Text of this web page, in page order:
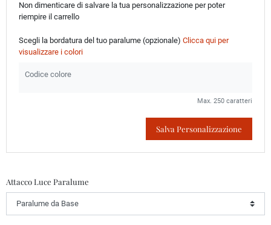
Non dimenticare di salvare la tua personalizzazione per poter
riempire il carrello
Scegli la bordatura del tuo paralume (opzionale) Clicca qui per
visualizzare i colori
Max. 250 caratteri
Salva Personalizzazione
Attacco Luce Paralume